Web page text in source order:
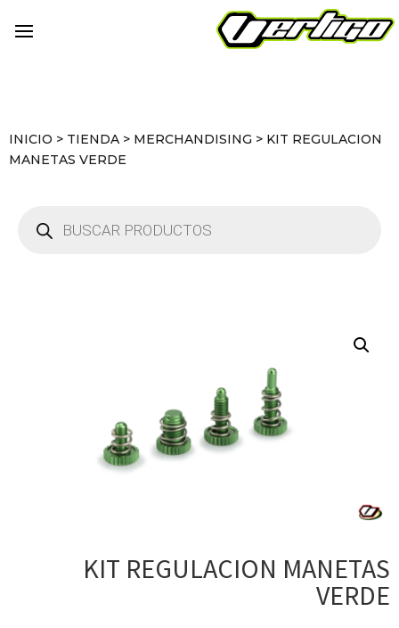
INICIO > TIENDA > MERCHANDISING > KIT REGULACION
MANETAS VERDE
productos
KIT REGULACION MANETAS
VERDE